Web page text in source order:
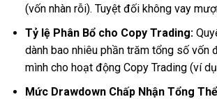
(vốn nhàn rỗi). Tuyệt đối không vay
Tỷ lệ Phân Bổ cho Copy Trading:
dành bao nhiêu phần trăm tổng số vốn
mình cho hoạt động Copy Trading (ví
Mức Drawdown Chấp Nhận Tổng